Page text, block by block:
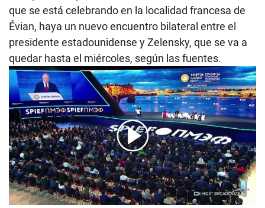
que se está celebrando en la localidad francesa de
Évian, haya un nuevo encuentro bilateral entre el
presidente estadounidense y Zelensky, que se va a
quedar hasta el miércoles, según las fuentes.
00:00/01:27